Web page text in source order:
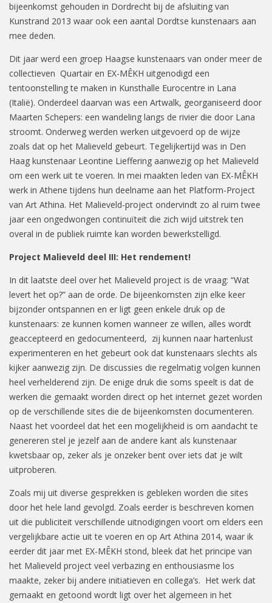
bijeenkomst gehouden in Dordrecht bij de afsluiting van
Kunstrand 2013 waar ook een aantal Dordtse kunstenaars aan
mee deden.
Dit jaar werd een groep Haagse kunstenaars van onder meer de
collectieven Quartair en EX-MÊKH uitgenodigd een
tentoonstelling te maken in Kunsthalle Eurocentre in Lana
(Italië). Onderdeel daarvan was een Artwalk, georganiseerd door
Maarten Schepers: een wandeling langs de rivier die door Lana
stroomt. Onderweg werden werken uitgevoerd op de wijze
zoals dat op het Malieveld gebeurt. Tegelijkertijd was in Den
Haag kunstenaar Leontine Lieffering aanwezig op het Malieveld
om een werk uit te voeren. In mei maakten leden van EX-MÊKH
werk in Athene tijdens hun deelname aan het Platform-Project
van Art Athina. Het Malieveld-project ondervindt zo al ruim twee
jaar een ongedwongen continuïteit die zich wijd uitstrek ten
overal in de publiek ruimte kan worden bewerkstelligd.
Project Malieveld deel III: Het rendement!
In dit laatste deel over het Malieveld project is de vraag: “Wat
levert het op?” aan de orde. De bijeenkomsten zijn elke keer
bijzonder ontspannen en er ligt geen enkele druk op de
kunstenaars: ze kunnen komen wanneer ze willen, alles wordt
geaccepteerd en gedocumenteerd, zij kunnen naar hartenlust
experimenteren en het gebeurt ook dat kunstenaars slechts als
kijker aanwezig zijn. De discussies die regelmatig volgen kunnen
heel verhelderend zijn. De enige druk die soms speelt is dat de
werken die gemaakt worden direct op het internet gezet worden
op de verschillende sites die de bijeenkomsten documenteren.
Naast het voordeel dat het een mogelijkheid is om aandacht te
genereren stel je jezelf aan de andere kant als kunstenaar
kwetsbaar op, zeker als je onzeker bent over iets dat je wilt
uitproberen.
Zoals mij uit diverse gesprekken is gebleken worden die sites
door het hele land gevolgd. Zoals eerder is beschreven komen
uit die publiciteit verschillende uitnodigingen voort om elders een
vergelijkbare actie uit te voeren en op Art Athina 2014, waar ik
eerder dit jaar met EX-MÊKH stond, bleek dat het principe van
het Malieveld project veel verbazing en enthousiasme los
maakte, zeker bij andere initiatieven en collega’s. Het werk dat
gemaakt en getoond wordt ligt over het algemeen in het